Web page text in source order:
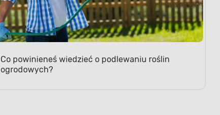
Co powinieneś wiedzieć o podlewaniu roślin
ogrodowych?